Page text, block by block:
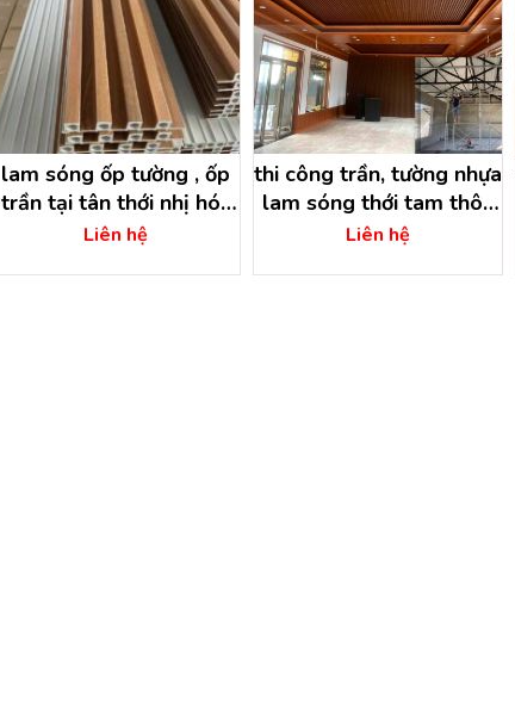
lam sóng ốp tường , ốp
trần tại tân thới nhị hóc
môn – hồ chí minh
Liên hệ
thi công trần, tường nhựa
lam sóng thới tam thôn
hóc môn – hồ chí minh
Liên hệ